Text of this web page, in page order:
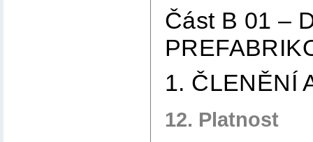
Část B 01 –
1. ČLENĚNÍ
12. Platnost